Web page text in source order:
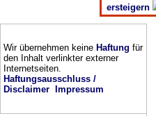
ersteigern
Wir übernehmen keine Haftung für
den Inhalt verlinkter externer
Internetseiten.
Haftungsausschluss /
Disclaimer
Impressum